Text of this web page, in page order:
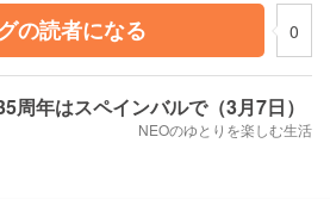
の読者になる
0
周年はスペインバルで（3月7日）
NEOのゆとりを楽しむ生活